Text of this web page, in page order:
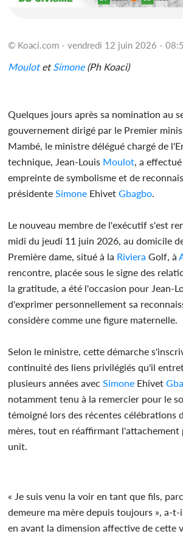
© Koaci.com - vendredi 12 juin 2026 -
MoulotetSimone(Ph Koaci)
Quelques jours après sa nomination au
gouvernement dirigé par le Premier
Mambé, le ministre délégué chargé de
technique, Jean-Louis Moulot, a
empreinte de symbolisme et de
présidenteSimone EhivetGbagbo.
Le nouveau membre de l'exécutif s'est
midi du jeudi 11 juin 2026, au domicile
Première dame, situé à la Riviera Golf, à
rencontre, placée sous le signe des
la gratitude, a été l'occasion pour Jean-
d'exprimer personnellement sa
considère comme une figure maternelle.
Selon le ministre, cette démarche
continuité des liens privilégiés qu'il
plusieurs années avecSimone Ehivet
notamment tenu à la remercier pour le
témoigné lors des récentes célébrations
mères, tout en réaffirmant
unit.
« Je suis venu la voir en tant que fils,
demeure ma mère depuis toujours », a-
en avant la dimension affective de cette